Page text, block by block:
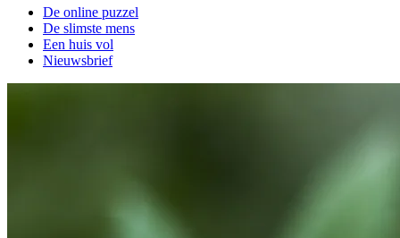
De online puzzel
De slimste mens
Een huis vol
Nieuwsbrief